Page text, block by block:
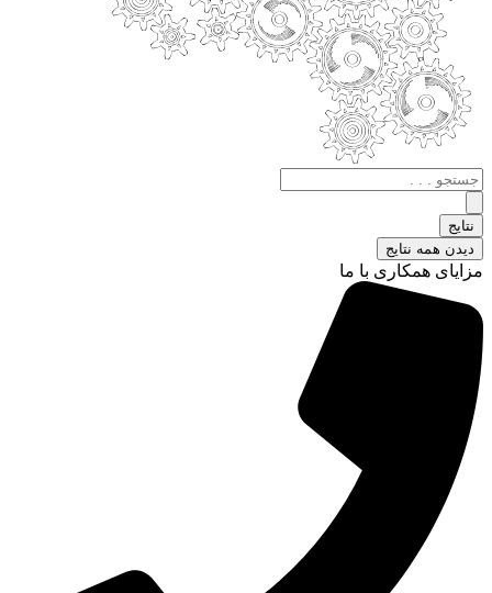
جستجو
.
.
.
نتایج
دیدن همه نتایج
مزایای همکاری با ما